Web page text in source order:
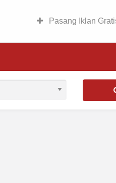
Pasang Iklan